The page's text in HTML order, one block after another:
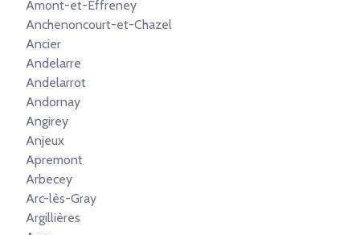
Amont-et-Effreney
Anchenoncourt-et-Chazel
Ancier
Andelarre
Andelarrot
Andornay
Angirey
Anjeux
Apremont
Arbecey
Arc-lès-Gray
Argillières